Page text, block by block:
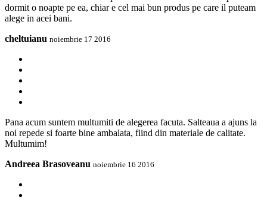
dormit o noapte pe ea, chiar e cel mai bun produs pe care il puteam
alege in acei bani.
cheltuianu noiembrie 17 2016
Pana acum suntem multumiti de alegerea facuta. Salteaua a ajuns la
noi repede si foarte bine ambalata, fiind din materiale de calitate.
Multumim!
Andreea Brasoveanu noiembrie 16 2016